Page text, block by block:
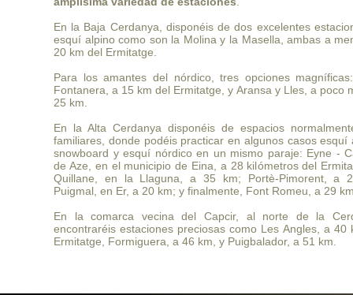
En la Baja Cerdanya, disponéis de dos excelentes
esquí alpino como son la Molina y la Masella, ambas a
20 km del Ermitatge.
Para los amantes del nórdico, tres opciones
Fontanera, a 15 km del Ermitatge, y Aransa y Lles, a poco
25 km.
En la Alta Cerdanya disponéis de espacios
familiares, donde podéis practicar en algunos casos esquí
snowboard y esquí nórdico en un mismo paraje: Eyne -
de Aze, en el municipio de Eina, a 28 kilómetros del
Quillane, en la Llaguna, a 35 km; Portè-Pimorent, a
Puigmal, en Er, a 20 km; y finalmente, Font Romeu, a 29
En la comarca vecina del Capcir, al norte de la
encontraréis estaciones preciosas como Les Angles, a 40
Ermitatge, Formiguera, a 46 km, y Puigbalador, a 51 km.